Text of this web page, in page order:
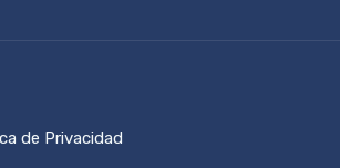
de Privacidad